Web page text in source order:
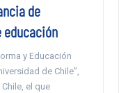
de
y Educación
de Chile”,
el que